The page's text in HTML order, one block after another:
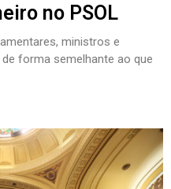
no PSOL
ministros e
forma semelhante ao que